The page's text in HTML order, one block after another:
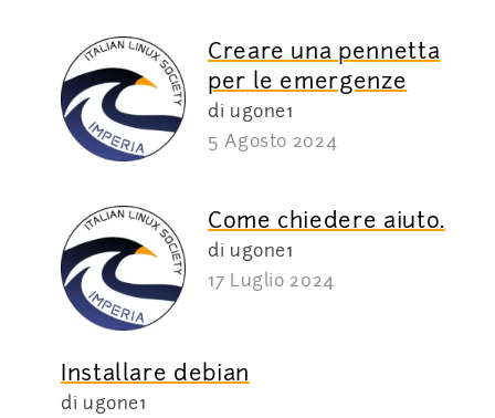
Creare una pennetta
per le emergenze
di ugone1
5 Agosto 2024
Come chiedere aiuto.
di ugone1
17 Luglio 2024
Installare debian
di ugone1